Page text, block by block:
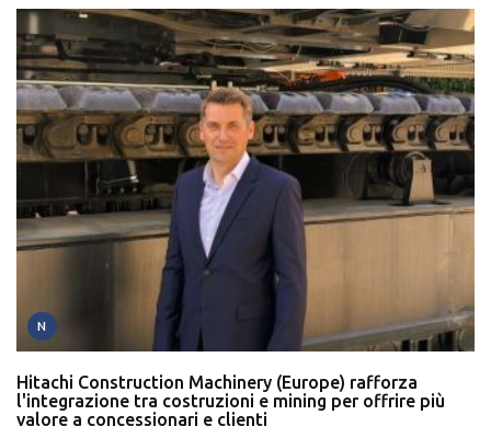
N
Hitachi Construction Machinery (Europe) rafforza
l'integrazione tra costruzioni e mining per offrire più
valore a concessionari e clienti